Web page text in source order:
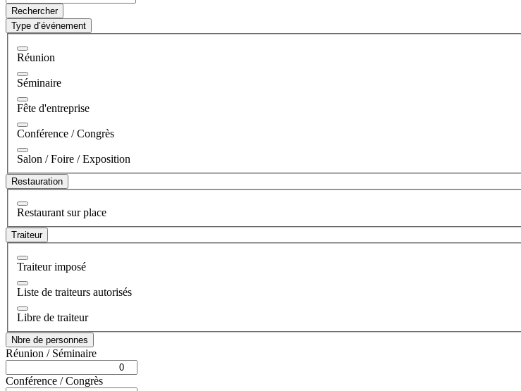
Rechercher
Type d’événement
Réunion
Séminaire
Fête d'entreprise
Conférence / Congrès
Salon / Foire / Exposition
Restauration
Restaurant sur place
Traiteur
Traiteur imposé
Liste de traiteurs autorisés
Libre de traiteur
Nbre de personnes
Réunion / Séminaire
Conférence / Congrès